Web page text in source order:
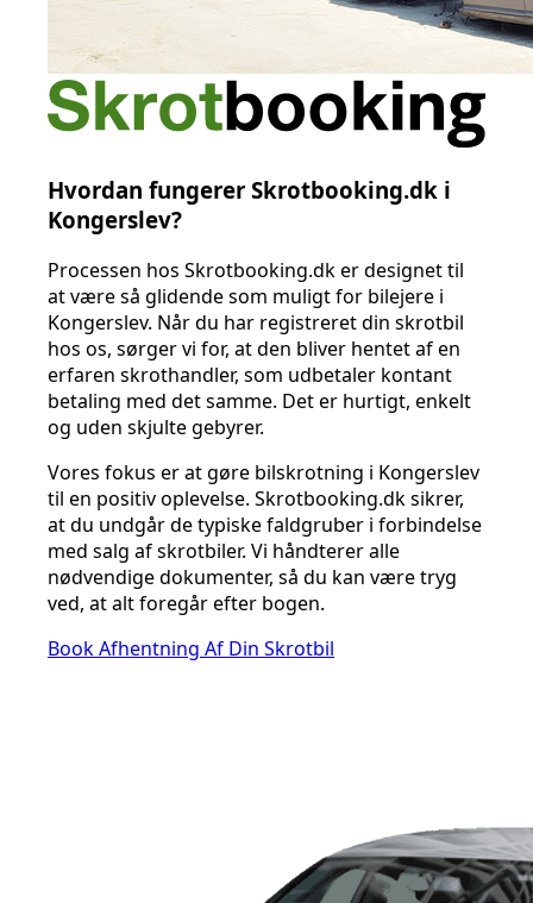
Hvordan fungerer Skrotbooking.dk i
Kongerslev?
Processen hos Skrotbooking.dk er designet til
at være så glidende som muligt for bilejere i
Kongerslev. Når du har registreret din skrotbil
hos os, sørger vi for, at den bliver hentet af en
erfaren skrothandler, som udbetaler kontant
betaling med det samme. Det er hurtigt, enkelt
og uden skjulte gebyrer.
Vores fokus er at gøre bilskrotning i Kongerslev
til en positiv oplevelse. Skrotbooking.dk sikrer,
at du undgår de typiske faldgruber i forbindelse
med salg af skrotbiler. Vi håndterer alle
nødvendige dokumenter, så du kan være tryg
ved, at alt foregår efter bogen.
Book Afhentning Af Din Skrotbil